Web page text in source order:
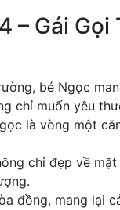
– Gái Gọi
bé Ngọc
chỉ muốn yêu
là vòng một
chỉ đẹp về
đồng, mang lại